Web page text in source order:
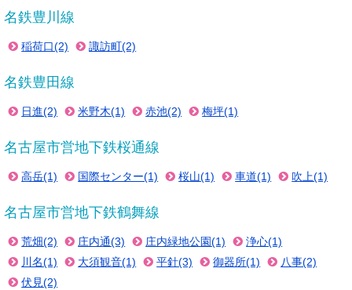
名鉄豊川線
稲荷口(2) 諏訪町(2)
名鉄豊田線
日進(2) 米野木(1) 赤池(2) 梅坪(1)
名古屋市営地下鉄桜通線
高岳(1) 国際センター(1) 桜山(1) 車道(1) 吹上(1)
名古屋市営地下鉄鶴舞線
荒畑(2) 庄内通(3) 庄内緑地公園(1)
浄心(1)
川名(1)
大須観音(1) 平針(3) 御器所(1)
八事(2)
伏見(2)